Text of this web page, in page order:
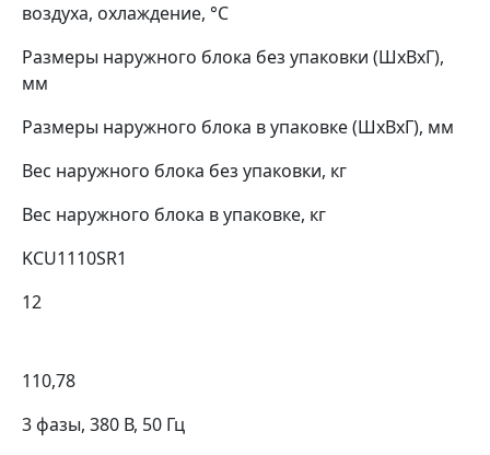
воздуха, охлаждение, °C
Размеры наружного блока без упаковки (ШхВхГ),
мм
Размеры наружного блока в упаковке (ШхВхГ), мм
Вес наружного блока без упаковки, кг
Вес наружного блока в упаковке, кг
KCU1110SR1
12
110,78
3 фазы, 380 В, 50 Гц